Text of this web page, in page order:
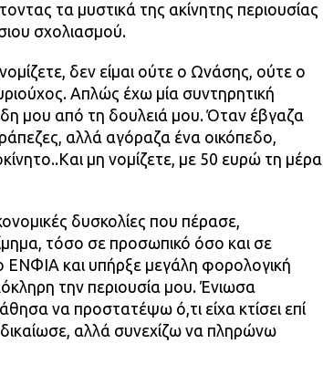
τα μυστικά της ακίνητης περιουσίας
σχολιασμού.
δεν είμαι ούτε ο Ωνάσης, ούτε ο
Απλώς έχω μία συντηρητική
μου από τη δουλειά μου. Όταν έβγαζα
αλλά αγόραζα ένα οικόπεδο,
μη νομίζετε, με 50 ευρώ τη μέρα
δυσκολίες που πέρασε,
τόσο σε προσωπικό όσο και σε
ΕΝΦΙΑ και υπήρξε μεγάλη φορολογική
την περιουσία μου. Ένιωσα
να προστατέψω ό,τι είχα κτίσει επί
αλλά συνεχίζω να πληρώνω